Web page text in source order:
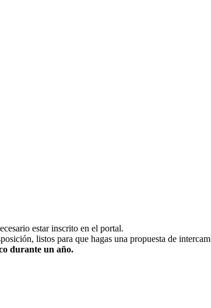
estar inscrito en el portal.
listos para que hagas una propuesta de
durante un año.